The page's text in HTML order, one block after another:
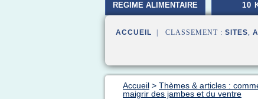
REGIME ALIMENTAIRE 10
ACCUEIL | CLASSEMENT : SITES,
Accueil > Thèmes & articles :
maigrir des jambes et du ventre